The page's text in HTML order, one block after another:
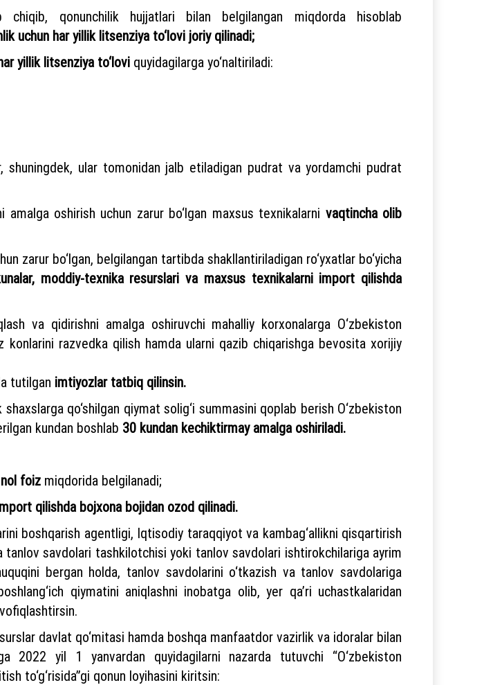
qonunchilik hujjatlari bilan belgilangan miqdorda hisoblab
uchun har yillik litsenziya to‘lovi joriy qilinadi;
yillik litsenziya to‘lovi quyidagilarga yo‘naltiriladi:
shuningdek, ular tomonidan jalb etiladigan pudrat va yordamchi pudrat
oshirish uchun zarur bo‘lgan maxsus texnikalarni vaqtincha olib
zarur bo‘lgan, belgilangan tartibda shakllantiriladigan ro‘yxatlar bo‘yicha
moddiy-texnika resurslari va maxsus texnikalarni import qilishda
va qidirishni amalga oshiruvchi mahalliy korxonalarga O‘zbekiston
razvedka qilish hamda ularni qazib chiqarishga bevosita xorijiy
tutilgan imtiyozlar tatbiq qilinsin.
qo‘shilgan qiymat solig‘i summasini qoplab berish O‘zbekiston
kundan boshlab 30 kundan kechiktirmay amalga oshiriladi.
nol foiz miqdorida belgilanadi;
qilishda bojxona bojidan ozod qilinadi.
boshqarish agentligi, Iqtisodiy taraqqiyot va kambag‘allikni qisqartirish
savdolari tashkilotchisi yoki tanlov savdolari ishtirokchilariga ayrim
bergan holda, tanlov savdolarini o‘tkazish va tanlov savdolariga
qiymatini aniqlashni inobatga olib, yer qa’ri uchastkalaridan
davlat qo‘mitasi hamda boshqa manfaatdor vazirlik va idoralar bilan
2022 yil 1 yanvardan quyidagilarni nazarda tutuvchi “O‘zbekiston
to‘g‘risida”gi qonun loyihasini kiritsin: